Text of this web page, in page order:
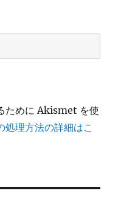
ために Akismet を使
処理方法の詳細はこ